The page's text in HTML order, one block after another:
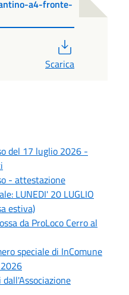
a4-fronte-
Scarica
del 17 luglio 2026 -
- attestazione
LUNEDI' 20 LUGLIO
estiva)
da ProLoco Cerro al
speciale di InComune